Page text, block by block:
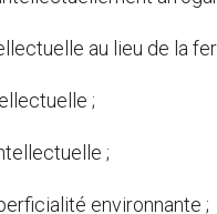
au lieu de la
;
;
environnante ;